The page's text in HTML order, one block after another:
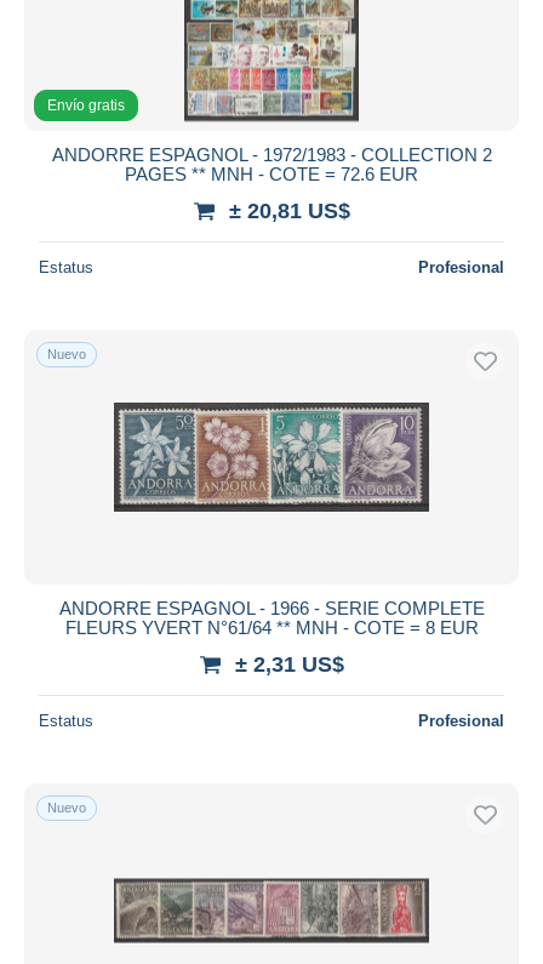
Envío gratis
ANDORRE ESPAGNOL - 1972/1983 - COLLECTION 2
PAGES ** MNH - COTE = 72.6 EUR
± 20,81 US$
Estatus Profesional
Nuevo
ANDORRE ESPAGNOL - 1966 - SERIE COMPLETE
FLEURS YVERT N°61/64 ** MNH - COTE = 8 EUR
± 2,31 US$
Estatus Profesional
Nuevo